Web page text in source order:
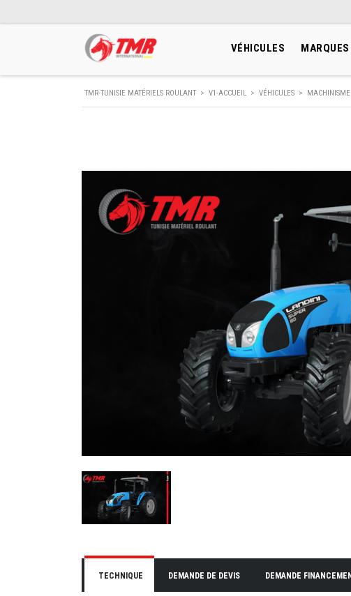
VÉHICULES MARQUES
TMR-TUNISIE MATÉRIELS ROULANT > V1-ACCUEIL > VÉHICULES >
TECHNIQUE DEMANDE DE DEVIS DEMANDE